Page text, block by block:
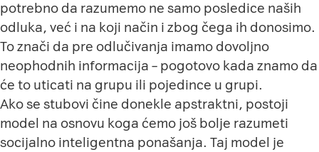
potrebno da razumemo ne samo posledice naših
odluka, već i na koji način i zbog čega ih donosimo.
To znači da pre odlučivanja imamo dovoljno
neophodnih informacija – pogotovo kada znamo da
će to uticati na grupu ili pojedince u grupi.
Ako se stubovi čine donekle apstraktni, postoji
model na osnovu koga ćemo još bolje razumeti
socijalno inteligentna ponašanja. Taj model je